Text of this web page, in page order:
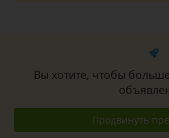
Вы хотите, чтобы
Продвинуть